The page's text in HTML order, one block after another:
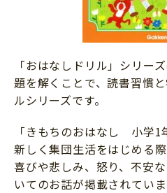
「おはなしドリル」シリー
題を解くことで、読書習慣
ルシリーズです。
「きもちのおはなし 小学1
新しく集団生活をはじめる
喜びや悲しみ、怒り、不安
いてのお話が掲載されていま